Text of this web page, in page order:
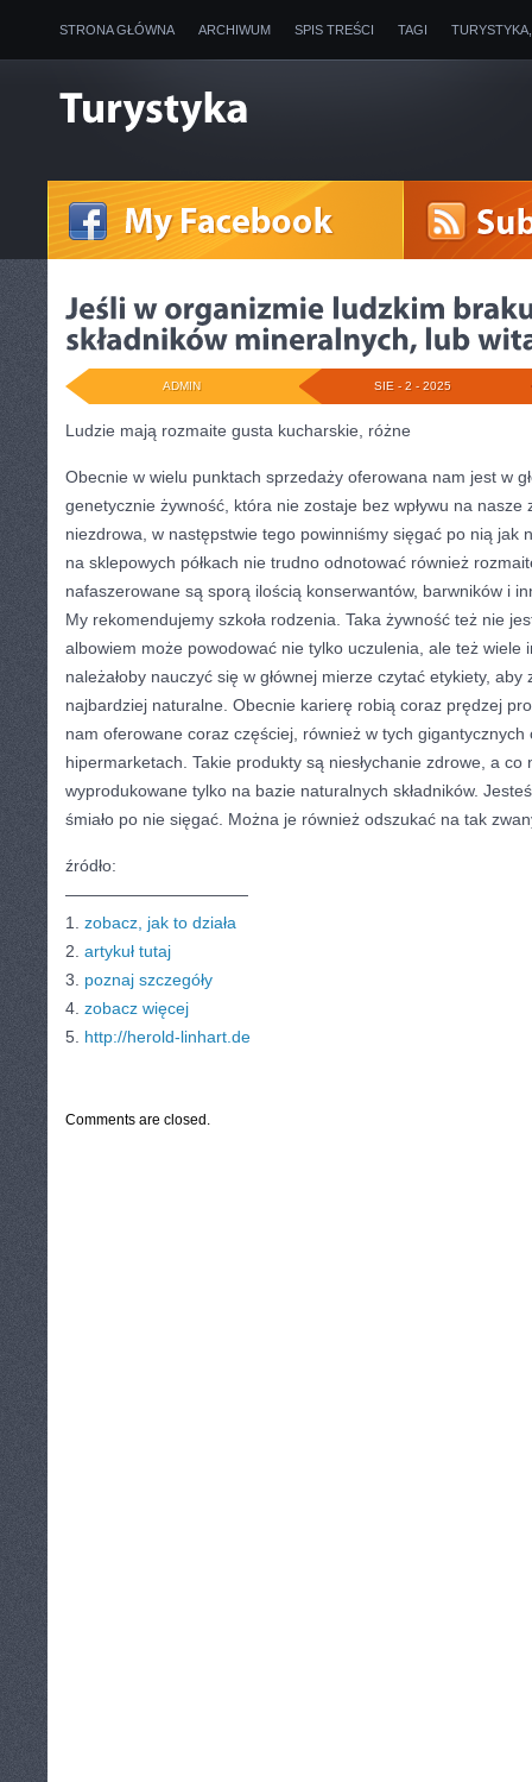
STRONA GŁÓWNA ARCHIWUM SPIS TREŚCI TAGI
SIE - 2 - 2025
ADMIN
Ludzie mają rozmaite gusta kucharskie, różne
Obecnie w wielu punktach sprzedaży oferowana nam jest w
genetycznie żywność, która nie zostaje bez wpływu na nasze
niezdrowa, w następstwie tego powinniśmy sięgać po nią jak
na sklepowych półkach nie trudno odnotować również
nafaszerowane są sporą ilością konserwantów, barwników i
My rekomendujemy szkoła rodzenia. Taka żywność też nie
albowiem może powodować nie tylko uczulenia, ale też wiele
należałoby nauczyć się w głównej mierze czytać etykiety, aby
najbardziej naturalne. Obecnie karierę robią coraz prędzej
nam oferowane coraz częściej, również w tych
hipermarketach. Takie produkty są niesłychanie zdrowe, a co
wyprodukowane tylko na bazie naturalnych składników.
śmiało po nie sięgać. Można je również odszukać na tak
źródło:
———————————
1. zobacz, jak to działa
2. artykuł tutaj
3. poznaj szczegóły
4. zobacz więcej
5. http://herold-linhart.de
Comments are closed.